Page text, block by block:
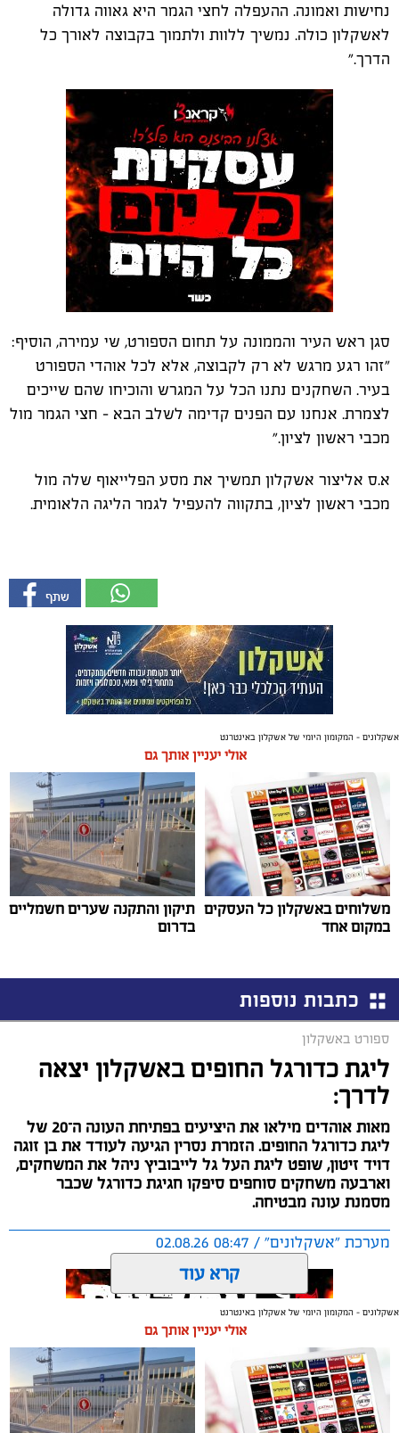
נחישות ואמונה. ההעפלה לחצי הגמר היא גאווה גדולה
לאשקלון כולה. נמשיך ללוות ולתמוך בקבוצה לאורך כל
הדרך."
סגן ראש העיר והממונה על תחום הספורט, שי עמירה, הוסיף:
"זהו רגע מרגש לא רק לקבוצה, אלא לכל אוהדי הספורט
בעיר. השחקנים נתנו הכל על המגרש והוכיחו שהם שייכים
לצמרת. אנחנו עם הפנים קדימה לשלב הבא – חצי הגמר מול
מכבי ראשון לציון."
א.ס אליצור אשקלון תמשיך את מסע הפלייאוף שלה מול
מכבי ראשון לציון, בתקווה להעפיל לגמר הליגה הלאומית.
אשקלונים - המקומון היומי של אשקלון באינטרנט
אולי יעניין אותך גם
משלוחים באשקלון כל העסקים
במקום אחד
תיקון והתקנה שערים חשמליים
בדרום
כתבות נוספות
ספורט באשקלון
ליגת כדורגל החופים באשקלון יצאה
לדרך:
מאות אוהדים מילאו את היציעים בפתיחת העונה ה־20 של
ליגת כדורגל החופים. הזמרת נסרין הגיעה לעודד את בן זוגה
דויד זיטון, שופט ליגת העל גל לייבוביץ ניהל את המשחקים,
וארבעה משחקים סוחפים סיפקו חגיגת כדורגל שכבר
מסמנת עונה מבטיחה.
מערכת "אשקלונים" / 08:47 02.08.26
תגים:כדורגל, אשקלון, חופים
החול החם של אשקלון הסמיק השבוע מהתרגשות, כאשר
קרא עוד
אשקלונים - המקומון היומי של אשקלון באינטרנט
אולי יעניין אותך גם